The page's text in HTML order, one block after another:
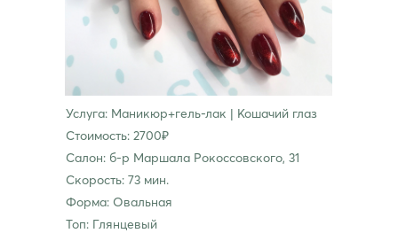
Услуга: Маникюр+гель-лак | Кошачий глаз
Стоимость: 2700₽
Салон: б-р Маршала Рокоссовского, 31
Скорость: 73 мин.
Форма: Овальная
Топ: Глянцевый